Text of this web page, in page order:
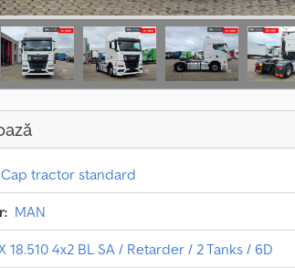
Cap tractor standard
MAN
18.510 4x2 BL SA / Retarder / 2 Tanks / 6D